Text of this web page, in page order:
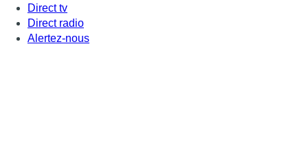
Direct tv
Direct radio
Alertez-nous